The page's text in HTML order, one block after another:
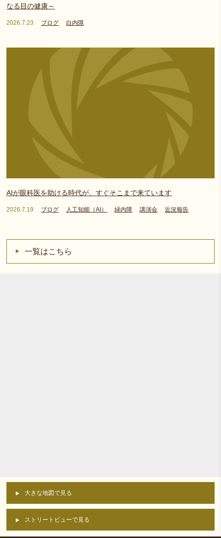
なる目の健康～
2026.7.23 ブログ 白内障
AIが眼科医を助ける時代が、すぐそこまで来ています
2026.7.19 ブログ 人工知能（AI） 緑内障 講演会 近況報告
一覧はこちら
大きな地図で見る
ストリートビューで見る